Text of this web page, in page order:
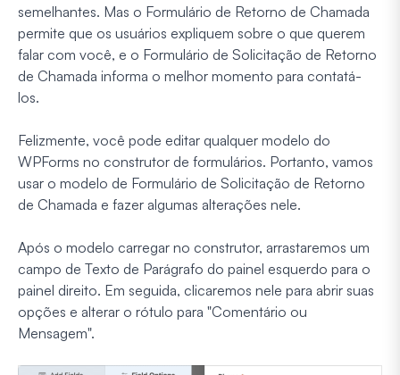
semelhantes. Mas o Formulário de Retorno de Chamada
permite que os usuários expliquem sobre o que querem
falar com você, e o Formulário de Solicitação de Retorno
de Chamada informa o melhor momento para contatá-
los.
Felizmente, você pode editar qualquer modelo do
WPForms no construtor de formulários. Portanto, vamos
usar o modelo de Formulário de Solicitação de Retorno
de Chamada e fazer algumas alterações nele.
Após o modelo carregar no construtor, arrastaremos um
campo de Texto de Parágrafo do painel esquerdo para o
painel direito. Em seguida, clicaremos nele para abrir suas
opções e alterar o rótulo para "Comentário ou
Mensagem".